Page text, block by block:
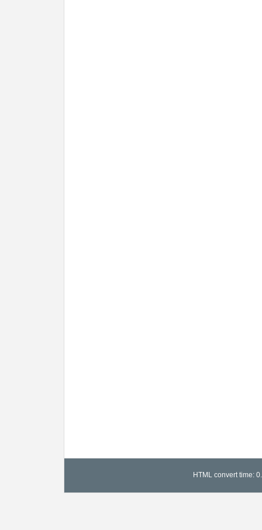
HTML convert time: